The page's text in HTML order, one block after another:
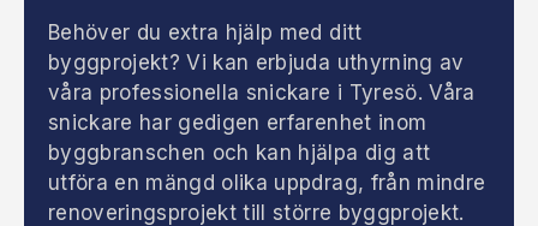
Behöver du extra hjälp med ditt
byggprojekt? Vi kan erbjuda uthyrning av
våra professionella snickare i Tyresö. Våra
snickare har gedigen erfarenhet inom
byggbranschen och kan hjälpa dig att
utföra en mängd olika uppdrag, från mindre
renoveringsprojekt till större byggprojekt.